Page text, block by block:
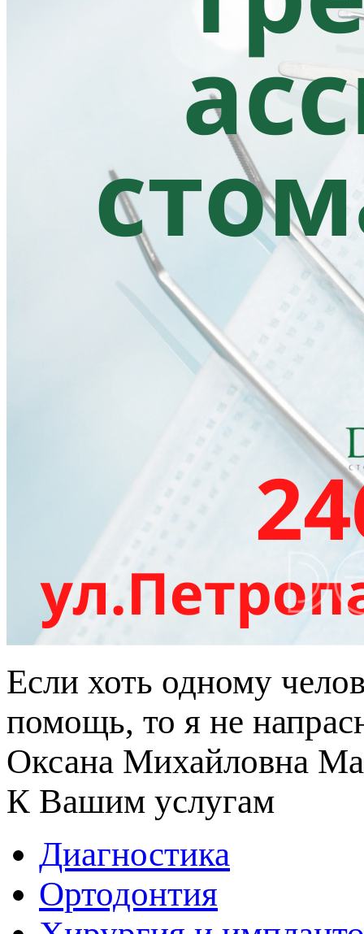
Если хоть одному
помощь, то я не
Оксана Михайловна
К Вашим услугам
Диагностика
Ортодонтия